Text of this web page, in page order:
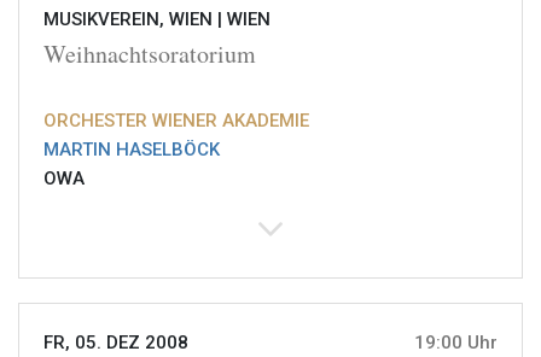
MUSIKVEREIN, WIEN | WIEN
Weihnachtsoratorium
ORCHESTER WIENER AKADEMIE
MARTIN HASELBÖCK
OWA
FR, 05. DEZ 2008 19:00 Uhr